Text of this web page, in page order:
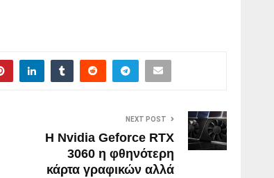
NEXT POST
Η Nvidia Geforce RTX
3060 η φθηνότερη
κάρτα γραφικών αλλά